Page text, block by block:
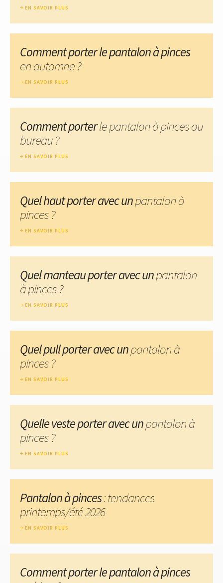
EN SAVOIR PLUS
Comment porter le pantalon à pinces
en automne ?
EN SAVOIR PLUS
Comment porterle pantalon à pinces au
bureau ?
EN SAVOIR PLUS
Quel haut porter avec unpantalon à
pinces ?
EN SAVOIR PLUS
Quel manteau porter avec unpantalon
à pinces ?
EN SAVOIR PLUS
Quel pull porter avec unpantalon à
pinces ?
EN SAVOIR PLUS
Quelle veste porter avec unpantalon à
pinces ?
EN SAVOIR PLUS
Pantalon à pinces: tendances
printemps/été 2026
EN SAVOIR PLUS
Comment porter le pantalon à pinces